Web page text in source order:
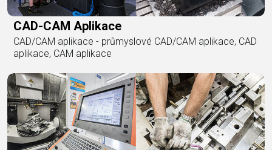
CAD-CAM Aplikace
CAD/CAM aplikace - průmyslové CAD/CAM aplikace, CAD
aplikace, CAM aplikace